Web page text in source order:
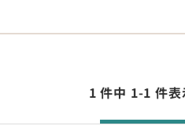
1 件中 1-1 件